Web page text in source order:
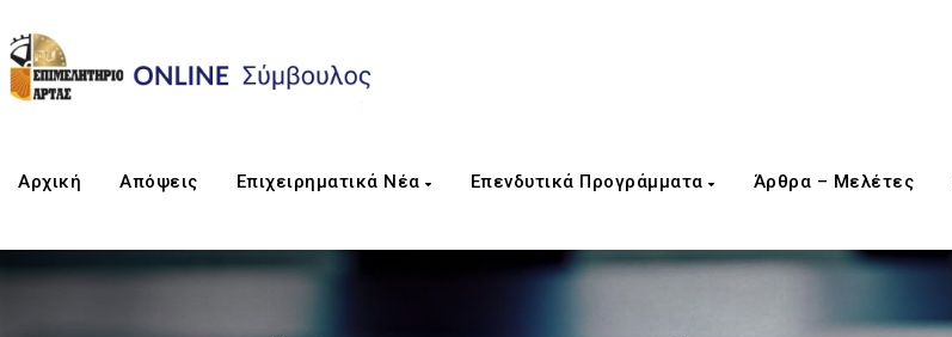
Αρχική Απόψεις Επιχειρηματικά Νέα Επενδυτικά Προγράμματα Άρθρα – Μελέτες